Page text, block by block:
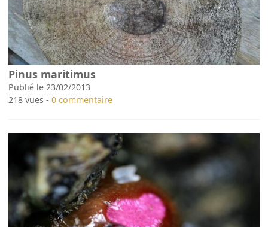
Pinus maritimus
Publié le 23/02/2013
218 vues -0 commentaire